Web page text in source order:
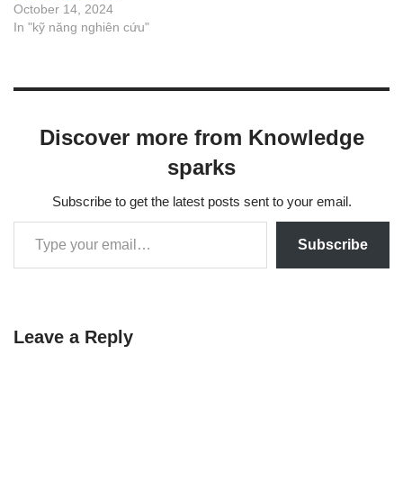
October 14, 2024
In "kỹ năng nghiên cứu"
Discover more from Knowledge
sparks
Subscribe to get the latest posts sent to your email.
Subscribe
Leave a Reply